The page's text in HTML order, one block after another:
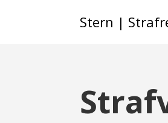
Stern |